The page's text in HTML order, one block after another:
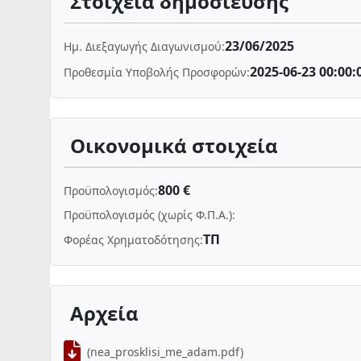
Ημ. Διεξαγωγής Διαγωνισμού:23/06/2025
Προθεσμία Υποβολής Προσφορών:2025-06-23
Οικονομικά στοιχεία
Προϋπολογισμός:800 €
Προϋπολογισμός (χωρίς Φ.Π.Α.):
Φορέας Χρηματοδότησης:ΤΠ
Αρχεία
(nea_prosklisi_me_adam.pdf)